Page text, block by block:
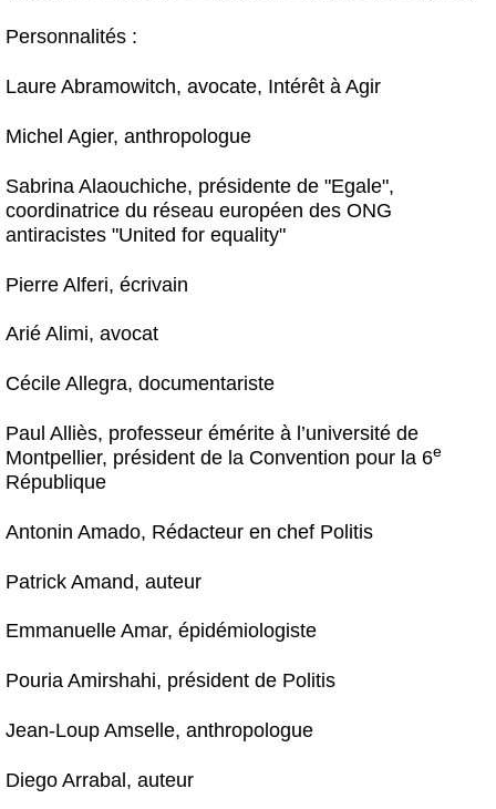
Personnalités :
Laure Abramowitch, avocate, Intérêt à Agir
Michel Agier, anthropologue
Sabrina Alaouchiche, présidente de "Egale",
coordinatrice du réseau européen des ONG
antiracistes "United for equality"
Pierre Alferi, écrivain
Arié Alimi, avocat
Cécile Allegra, documentariste
Paul Alliès, professeur émérite à l’université de
Montpellier, président de la Convention pour la 6e
République
Antonin Amado, Rédacteur en chef Politis
Patrick Amand, auteur
Emmanuelle Amar, épidémiologiste
Pouria Amirshahi, président de Politis
Jean-Loup Amselle, anthropologue
Diego Arrabal, auteur